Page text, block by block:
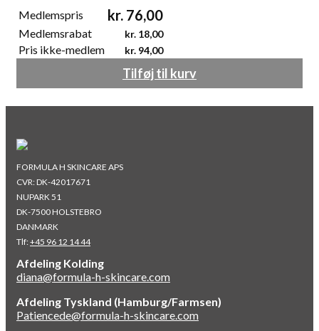
Medlemspris kr. 76,00
Medlemsrabat kr. 18,00
Pris ikke-medlem kr. 94,00
Tilføj til kurv
FORMULA H SKINCARE APS
CVR: DK-42017671
NUPARK 51
DK-7500 HOLSTEBRO
DANMARK
Tlf:+45 96 12 14 44
Afdeling Kolding
diana@formula-h-skincare.com
Afdeling Tyskland (Hamburg/Farmsen)
Patiencede@formula-h-skincare.com